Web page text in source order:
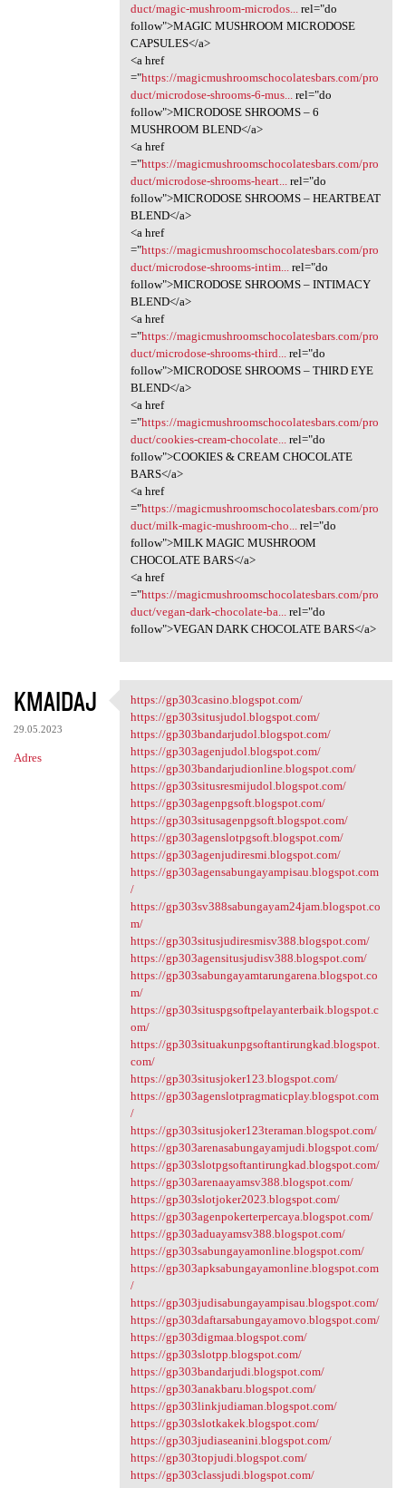
duct/magic-mushroom-microdos...
rel="do
follow">MAGIC MUSHROOM MICRODOSE
CAPSULES</a>
<a href
="https://magicmushroomschocolatesbars.com/pro
duct/microdose-shrooms-6-mus...
rel="do
follow">MICRODOSE SHROOMS – 6
MUSHROOM BLEND</a>
<a href
="https://magicmushroomschocolatesbars.com/pro
duct/microdose-shrooms-heart...
rel="do
follow">MICRODOSE SHROOMS – HEARTBEAT
BLEND</a>
<a href
="https://magicmushroomschocolatesbars.com/pro
duct/microdose-shrooms-intim...
rel="do
follow">MICRODOSE SHROOMS – INTIMACY
BLEND</a>
<a href
="https://magicmushroomschocolatesbars.com/pro
duct/microdose-shrooms-third...
rel="do
follow">MICRODOSE SHROOMS – THIRD EYE
BLEND</a>
<a href
="https://magicmushroomschocolatesbars.com/pro
duct/cookies-cream-chocolate...
rel="do
follow">COOKIES & CREAM CHOCOLATE
BARS</a>
<a href
="https://magicmushroomschocolatesbars.com/pro
duct/milk-magic-mushroom-cho...
rel="do
follow">MILK MAGIC MUSHROOM
CHOCOLATE BARS</a>
<a href
="https://magicmushroomschocolatesbars.com/pro
duct/vegan-dark-chocolate-ba...
rel="do
follow">VEGAN DARK CHOCOLATE BARS</a>
KMAIDAJ
29.05.2023
Adres
https://gp303casino.blogspot
https://gp303casino.blogspot.com/
https://gp303situsjudol.blogspot.com/
https://gp303bandarjudol.blogspot.com/
https://gp303agenjudol.blogspot.com/
https://gp303bandarjudionline.blogspot.com/
https://gp303situsresmijudol.blogspot.com/
https://gp303agenpgsoft.blogspot.com/
https://gp303situsagenpgsoft.blogspot.com/
https://gp303agenslotpgsoft.blogspot.com/
https://gp303agenjudiresmi.blogspot.com/
https://gp303agensabungayampisau.blogspot.com
/
https://gp303sv388sabungayam24jam.blogspot.co
m/
https://gp303situsjudiresmisv388.blogspot.com/
https://gp303agensitusjudisv388.blogspot.com/
https://gp303sabungayamtarungarena.blogspot.co
m/
https://gp303situspgsoftpelayanterbaik.blogspot.c
om/
https://gp303situakunpgsoftantirungkad.blogspot.
com/
https://gp303situsjoker123.blogspot.com/
https://gp303agenslotpragmaticplay.blogspot.com
/
https://gp303situsjoker123teraman.blogspot.com/
https://gp303arenasabungayamjudi.blogspot.com/
https://gp303slotpgsoftantirungkad.blogspot.com/
https://gp303arenaayamsv388.blogspot.com/
https://gp303slotjoker2023.blogspot.com/
https://gp303agenpokerterpercaya.blogspot.com/
https://gp303aduayamsv388.blogspot.com/
https://gp303sabungayamonline.blogspot.com/
https://gp303apksabungayamonline.blogspot.com
/
https://gp303judisabungayampisau.blogspot.com/
https://gp303daftarsabungayamovo.blogspot.com/
https://gp303digmaa.blogspot.com/
https://gp303slotpp.blogspot.com/
https://gp303bandarjudi.blogspot.com/
https://gp303anakbaru.blogspot.com/
https://gp303linkjudiaman.blogspot.com/
https://gp303slotkakek.blogspot.com/
https://gp303judiaseanini.blogspot.com/
https://gp303topjudi.blogspot.com/
https://gp303classjudi.blogspot.com/